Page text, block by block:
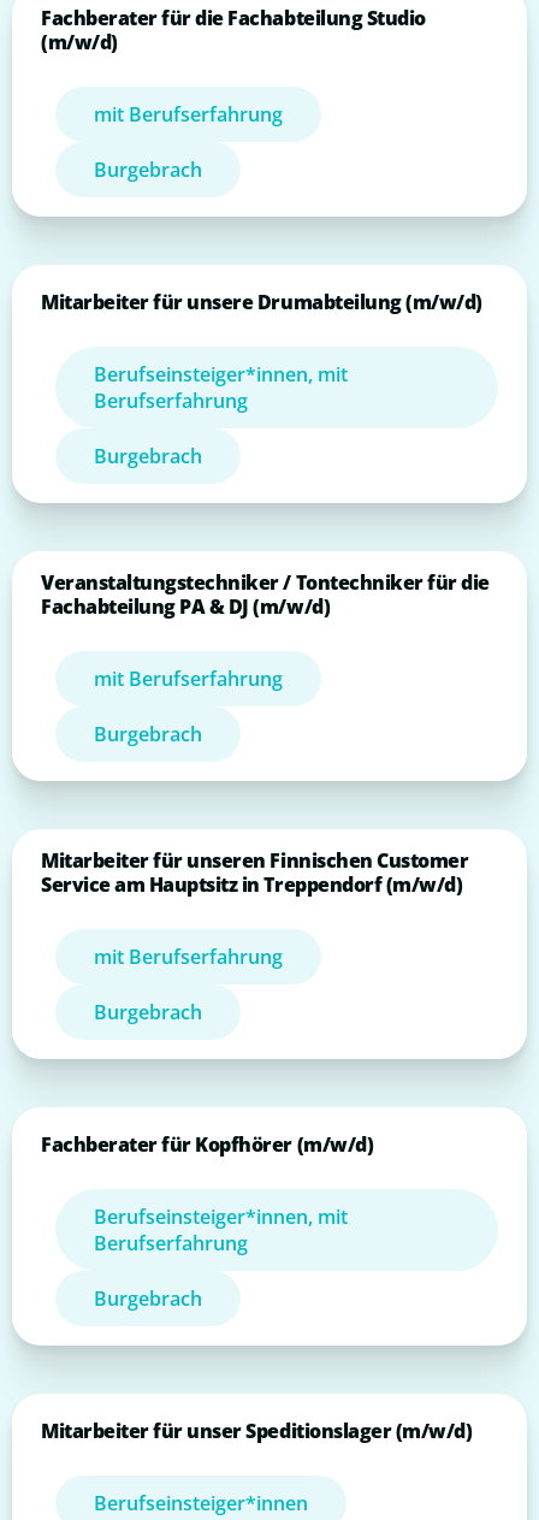
Fachberater für die Fachabteilung Studio
(m/w/d)
mit Berufserfahrung
Burgebrach
Mitarbeiter für unsere Drumabteilung (m/w/d)
Berufseinsteiger*innen, mit
Berufserfahrung
Burgebrach
Veranstaltungstechniker / Tontechniker für die
Fachabteilung PA & DJ (m/w/d)
mit Berufserfahrung
Burgebrach
Mitarbeiter für unseren Finnischen Customer
Service am Hauptsitz in Treppendorf (m/w/d)
mit Berufserfahrung
Burgebrach
Fachberater für Kopfhörer (m/w/d)
Berufseinsteiger*innen, mit
Berufserfahrung
Burgebrach
Mitarbeiter für unser Speditionslager (m/w/d)
Berufseinsteiger*innen